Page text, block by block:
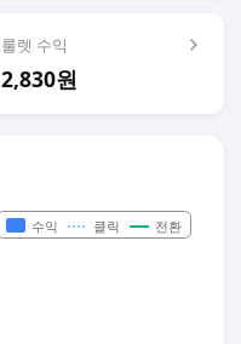
룰렛 수익
2,830원